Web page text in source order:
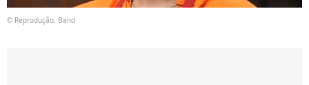
© Reprodução, Band